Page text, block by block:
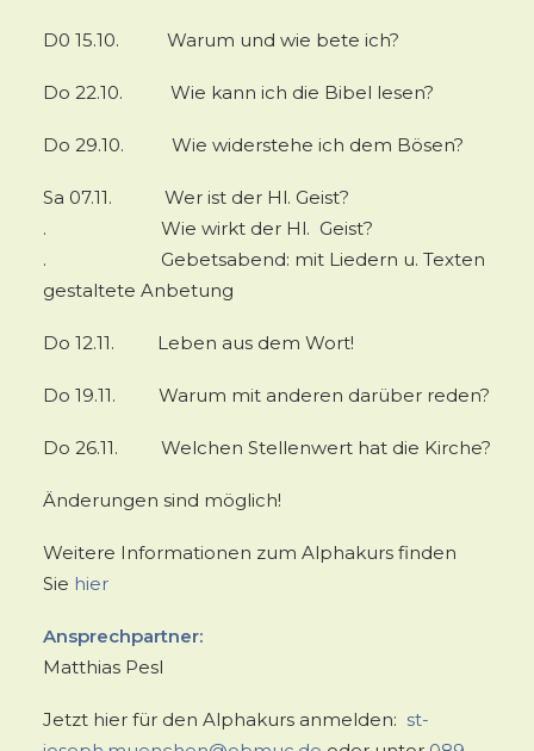
D0 15.10. Warum und wie bete ich?
Do 22.10. Wie kann ich die Bibel lesen?
Do 29.10. Wie widerstehe ich dem Bösen?
Sa 07.11. Wer ist der Hl. Geist?
. Wie wirkt der Hl. Geist?
. Gebetsabend: mit Liedern u. Texten
gestaltete Anbetung
Do 12.11. Leben aus dem Wort!
Do 19.11. Warum mit anderen darüber reden?
Do 26.11. Welchen Stellenwert hat die Kirche?
Änderungen sind möglich!
Weitere Informationen zum Alphakurs finden
Sie hier
Ansprechpartner:
Matthias Pesl
Jetzt hier für den Alphakurs anmelden: st-